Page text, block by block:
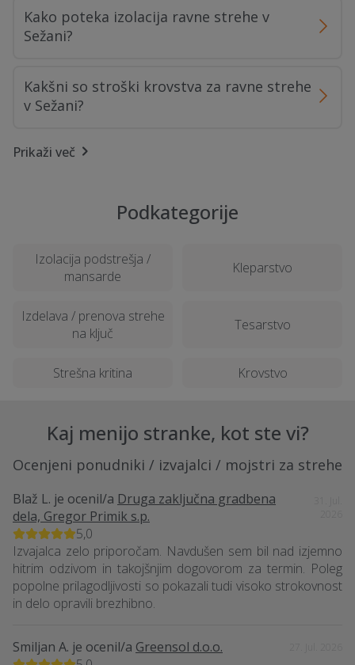
Kako poteka izolacija ravne strehe v
Sežani?
Kakšni so stroški krovstva za ravne strehe
v Sežani?
Kdo so zanesljivi izvajalci krovstva za
Koliko časa traja povprečna izdelava ravne
ravne strehe v Sežani?
Kaj pa sanacije in popravila ravnih streh v
Sežani?
Ali se zelena streha izplača na ravni strehi
Kakšno garancijo ponujajo izvajalci
krovstva za ravne strehe v Sežani?
Prikaži več
Podkategorije
Izolacija podstrešja /
mansarde
Kleparstvo
Izdelava / prenova strehe
na ključ
Tesarstvo
Strešna kritina Krovstvo
Kaj menijo stranke, kot ste vi?
Ocenjeni ponudniki / izvajalci / mojstri za strehe
Blaž L. je ocenil/a Druga zaključna gradbena
dela, Gregor Primik s.p.
5,0
Izvajalca zelo priporočam. Navdušen sem bil nad izjemno
hitrim odzivom in takojšnjim dogovorom za termin. Poleg
popolne prilagodljivosti so pokazali tudi visoko strokovnost
in delo opravili brezhibno.
Smiljan A. je ocenil/a Greensol d.o.o.